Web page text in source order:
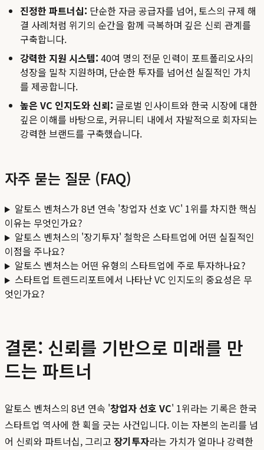
진정한 파트너십: 단순한 자금 공급자를 넘어, 토스의 규제 해
결 사례처럼 위기의 순간을 함께 극복하며 깊은 신뢰 관계를
구축합니다.
강력한 지원 시스템: 40여 명의 전문 인력이 포트폴리오사의
성장을 밀착 지원하며, 단순한 투자를 넘어선 실질적인 가치
를 제공합니다.
높은 VC 인지도와 신뢰: 글로벌 인사이트와 한국 시장에 대한
깊은 이해를 바탕으로, 커뮤니티 내에서 자발적으로 회자되는
강력한 브랜드를 구축했습니다.
자주 묻는 질문 (FAQ)
알토스 벤처스가 8년 연속 '창업자 선호 VC' 1위를 차지한 핵심
이유는 무엇인가요?
알토스 벤처스의 '장기투자' 철학은 스타트업에 어떤 실질적인
이점을 주나요?
알토스 벤처스는 어떤 유형의 스타트업에 주로 투자하나요?
스타트업 트렌드리포트에서 나타난 VC 인지도의 중요성은 무
엇인가요?
결론: 신뢰를 기반으로 미래를 만
드는 파트너
알토스 벤처스의 8년 연속 '창업자 선호 VC' 1위라는 기록은 한국
스타트업 역사에 한 획을 긋는 사건입니다. 이는 자본의 논리를 넘
어 신뢰와 파트너십, 그리고 장기투자라는 가치가 얼마나 강력한